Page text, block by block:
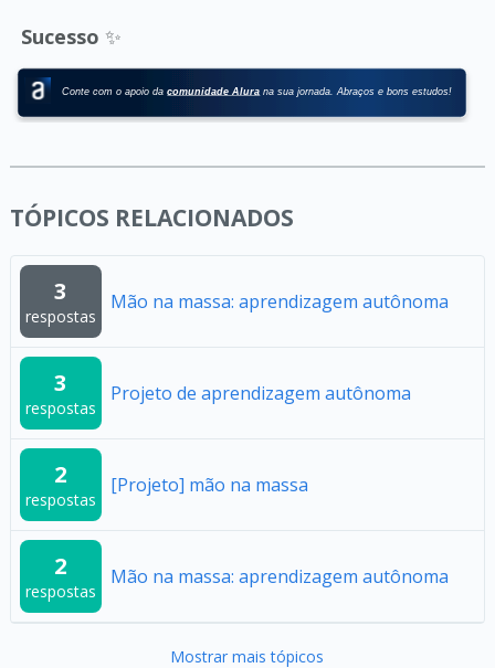
Sucesso ✨
TÓPICOS RELACIONADOS
3
respostas
Mão na massa: aprendizagem autônoma
3
respostas
Projeto de aprendizagem autônoma
2
respostas
[Projeto] mão na massa
2
respostas
Mão na massa: aprendizagem autônoma
Mostrar mais tópicos